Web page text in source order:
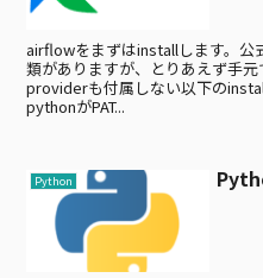
airflowをまずはinstallします。公
類がありますが、とりあえず手
providerも付属しない以下の
pythonがPAT...
Python